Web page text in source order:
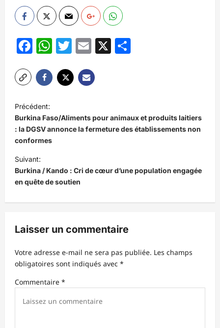
Facebook
WhatsApp
Twitter
Email
X
N
a
v
i
g
a
o
d
’
a
Précédent:
Burkina Faso/Aliments pour animaux et produits laitiers
: la DGSV annonce la fermeture des établissements non
conformes
Suivant:
Burkina / Kando : Cri de cœur d’une population engagée
en quête de soutien
Laisser un commentaire
Votre adresse e-mail ne sera pas publiée. Les champs
obligatoires sont indiqués avec *
Commentaire *